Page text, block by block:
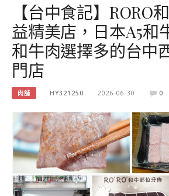
【台中食記】RORO
益精美店，日本A5和
和牛肉選擇多的台中
門店
肉舖 HY321250 2026-06-30 0